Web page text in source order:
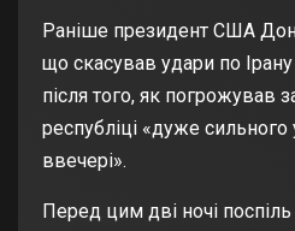
Раніше президент США
що скасував удари по
після того, як погрожував
республіці «дуже сильного
ввечері».
Перед цим дві ночі поспіль